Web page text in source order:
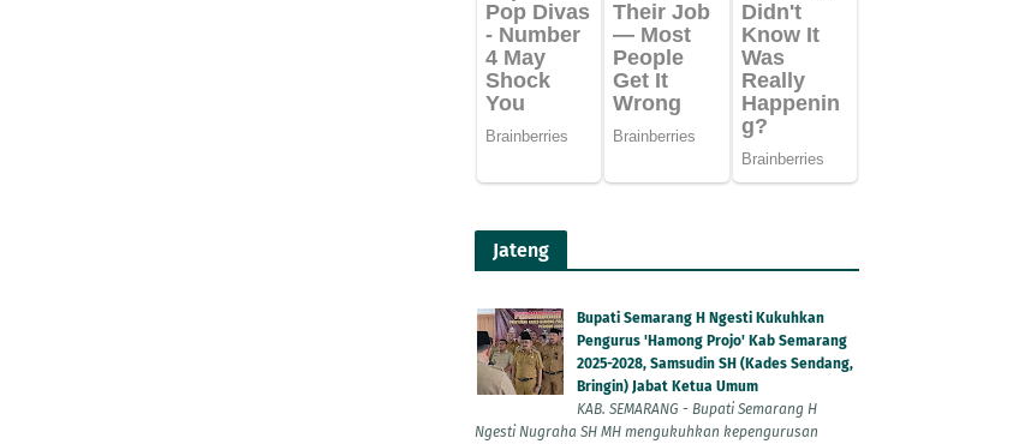
Jateng
Bupati Semarang H Ngesti Kukuhkan
Pengurus 'Hamong Projo' Kab Semarang
2025-2028, Samsudin SH (Kades Sendang,
Bringin) Jabat Ketua Umum
KAB. SEMARANG - Bupati Semarang H
Ngesti Nugraha SH MH mengukuhkan kepengurusan